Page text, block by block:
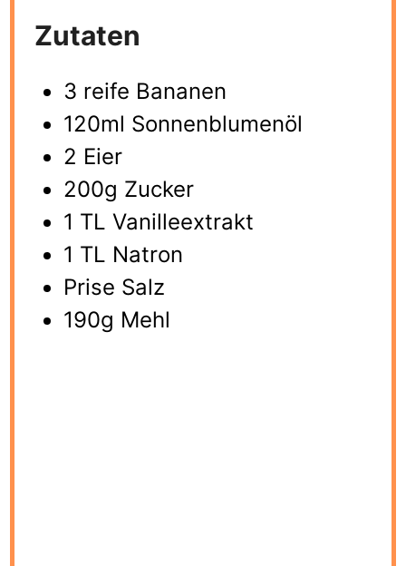
Zutaten
3 reife Bananen
120ml Sonnenblumenöl
2 Eier
200g Zucker
1 TL Vanilleextrakt
1 TL Natron
Prise Salz
190g Mehl